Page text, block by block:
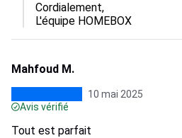
Cordialement,
L'équipe HOMEBOX
Mahfoud M.
10 mai 2025
Avis vérifié
Tout est parfait